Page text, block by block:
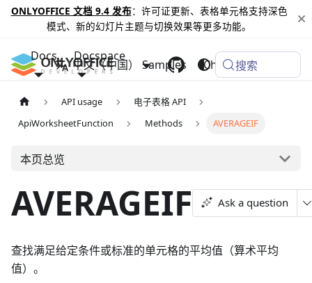
ONLYOFFICE 文档 9.4 发布：许可证更新、表格单元格支持深色
模式、新的幻灯片主题与切换效果等更多功能。
Docs Docspace
Samples Changelog
中文（中国） 搜索
API usage
电子表格 API
ApiWorksheetFunction
Methods AVERAGEIF
本页总览
AVERAGEIF Ask a question
查找满足给定条件或标准的单元格的平均值（算术平均
值）。